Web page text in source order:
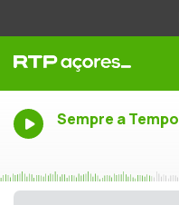
Sempre a Tempo